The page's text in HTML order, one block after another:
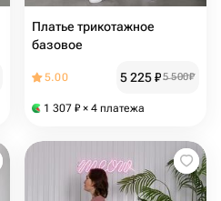
Платье трикотажное
базовое
5.00 5 225₽5 500₽
1 307 ₽ × 4 платежа